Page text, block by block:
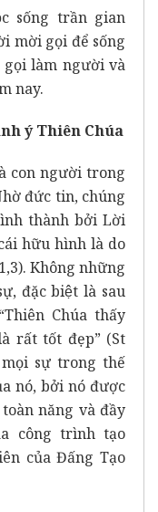
sống trần gian
mời gọi để sống
làm người và
nay.
ý Thiên Chúa
con người trong
đức tin, chúng
thành bởi Lời
hữu hình là do
Không những
đặc biệt là sau
Chúa thấy
rất tốt đẹp” (St
sự trong thế
nó, bởi nó được
năng và đầy
công trình tạo
của Đấng Tạo